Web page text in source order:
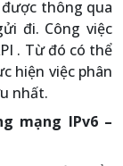
thông qua
đi. Công việc
. Từ đó có thể
hiện việc phân
nhất.
mạng IPv6 –